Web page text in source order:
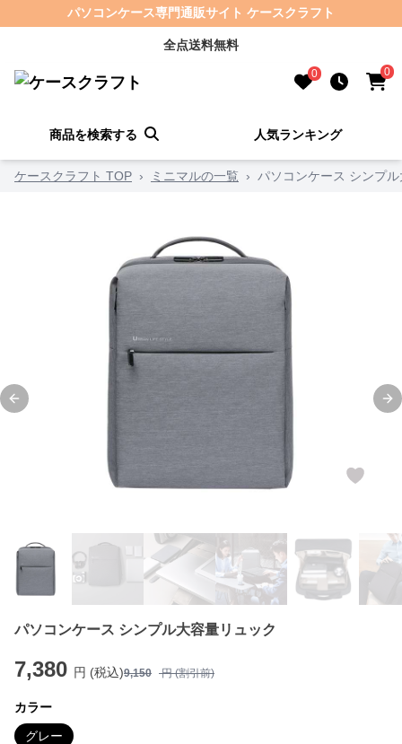
パソコンケース専門通販サイト ケースクラフト
全点送料無料
0 0
商品を検索する 人気ランキング
ケースクラフト TOP › ミニマルの一覧 › パソコンケース シンプ
Previous slide
パソコンケース シンプル大容量リュック
7,380 円 (税込)9,150 円 (割引前)
カラー
グレー